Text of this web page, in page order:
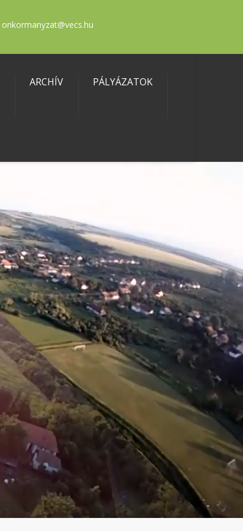
onkormanyzat@vecs.hu
ARCHÍV PÁLYÁZATOK